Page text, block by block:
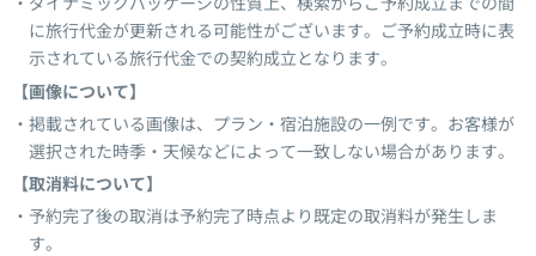
ダイナミックパッケージの性質上、検索からご予約成立までの間
に旅行代金が更新される可能性がございます。ご予約成立時に表
示されている旅行代金での契約成立となります。
【画像について】
掲載されている画像は、プラン・宿泊施設の一例です。お客様が
選択された時季・天候などによって一致しない場合があります。
【取消料について】
予約完了後の取消は予約完了時点より既定の取消料が発生しま
す。